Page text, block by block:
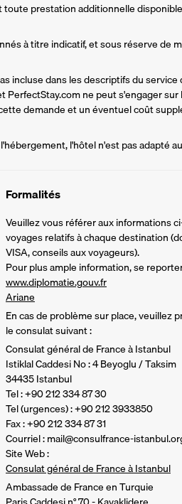
prestation additionnelle
à titre indicatif, et sous réserve de
incluse dans les descriptifs du service
ne peut s'engager sur
demande et un éventuel coût
l'hôtel n'est pas adapté
Formalités
Veuillez vous référer aux informations
voyages relatifs à chaque destination
VISA, conseils aux voyageurs).
Pour plus ample information, se
www.diplomatie.gouv.fr
Ariane
En cas de problème sur place, veuillez
le consulat suivant :
Consulat général de France à Istanbul
Istiklal Caddesi No : 4 Beyoglu / Taksim
34435 Istanbul
Tel : +90 212 334 87 30
Tel (urgences) : +90 212 3933850
Fax : +90 212 334 87 31
Courriel : mail@consulfrance-
Site Web :
Consulat général de France à Istanbul
Ambassade de France en Turquie